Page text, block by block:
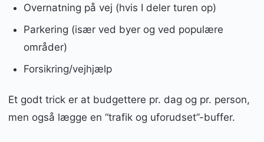
Overnatning på vej (hvis I deler turen op)
Parkering (især ved byer og ved populære
områder)
Forsikring/vejhjælp
Et godt trick er at budgettere pr. dag og pr. person,
men også lægge en “trafik og uforudset”-buffer.